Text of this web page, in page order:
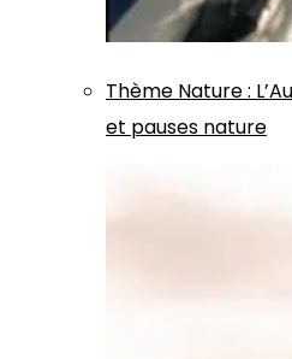
Thème Nature:
et pauses nature